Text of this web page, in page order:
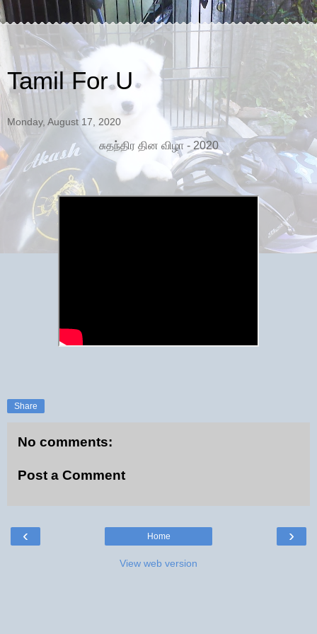
Tamil For U
Monday, August 17, 2020
சுதந்திர தின விழா - 2020
Share
No comments:
Post a Comment
‹ ›
Home
View web version